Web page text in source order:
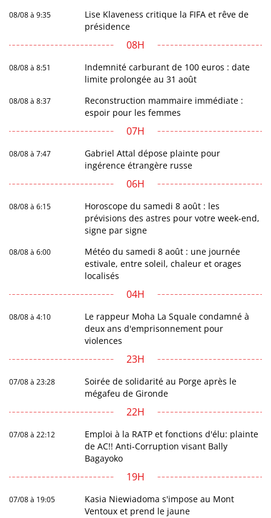
08/08 à 9:35
Lise Klaveness critique la FIFA et rêve de
présidence
08H
08/08 à 8:51
Indemnité carburant de 100 euros : date
limite prolongée au 31 août
08/08 à 8:37
Reconstruction mammaire immédiate :
espoir pour les femmes
07H
08/08 à 7:47
Gabriel Attal dépose plainte pour
ingérence étrangère russe
06H
08/08 à 6:15
Horoscope du samedi 8 août : les
prévisions des astres pour votre week-end,
signe par signe
08/08 à 6:00
Météo du samedi 8 août : une journée
estivale, entre soleil, chaleur et orages
localisés
04H
08/08 à 4:10
Le rappeur Moha La Squale condamné à
deux ans d'emprisonnement pour
violences
23H
07/08 à 23:28
Soirée de solidarité au Porge après le
mégafeu de Gironde
22H
07/08 à 22:12
Emploi à la RATP et fonctions d'élu: plainte
de AC!! Anti-Corruption visant Bally
Bagayoko
19H
07/08 à 19:05
Kasia Niewiadoma s'impose au Mont
Ventoux et prend le jaune